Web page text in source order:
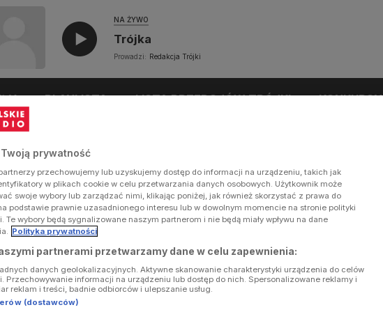
NA ŻYWO
Trójka
Prowadzi: Redakcja Trójki
PLAYLISTA LISTA PRZEBOJÓW TRÓJKI KONKURSY
Twoją prywatność
przechowujemy lub uzyskujemy dostęp do informacji na urządzeniu, takich jak
w plikach cookie w celu przetwarzania danych osobowych. Użytkownik może
swoje wybory lub zarządzać nimi, klikając poniżej, jak również skorzystać z prawa do
podstawie prawnie uzasadnionego interesu lub w dowolnym momencie na stronie polityki
Te wybory będą sygnalizowane naszym partnerom i nie będą miały wpływu na dane
Polityka prywatności
partnerami przetwarzamy dane w celu zapewnienia:
danych geolokalizacyjnych. Aktywne skanowanie charakterystyki urządzenia do celów
Przechowywanie informacji na urządzeniu lub dostęp do nich. Spersonalizowane reklamy i
reklam i treści, badnie odbiorców i ulepszanie usług.
(dostawców)